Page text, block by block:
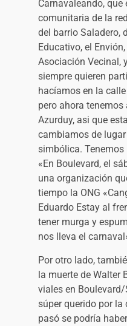
Carnavaleando,
comunitaria de la
del barrio Saladero,
Educativo, el
Asociación Vecinal,
siempre quieren
hacíamos en la
pero ahora
Azurduy, asi que
cambiamos de
simbólica.
«En Boulevard, el
una organización
tiempo la ONG
Eduardo Estay al
tener murga y
nos lleva el
Por otro lado,
la muerte de Walter
viales en
súper querido por la
pasó se podría